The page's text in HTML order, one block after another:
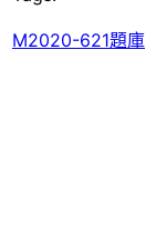
M2020-621題庫